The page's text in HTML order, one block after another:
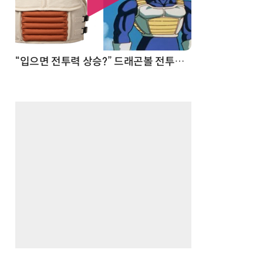
“입으면 전투력 상승?” 드래곤볼 전투복 닮은 중량조끼